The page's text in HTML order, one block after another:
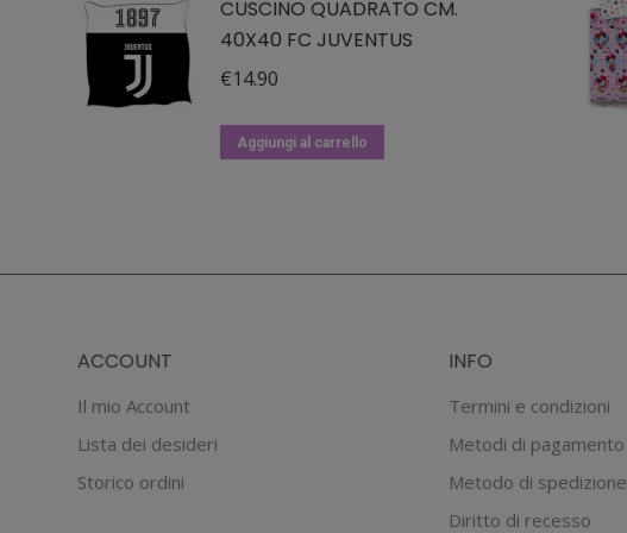
CUSCINO QUADRATO CM.
40X40 FC JUVENTUS
€14.90
Aggiungi al carrello
ACCOUNT
Il mio Account
Lista dei desideri
Storico ordini
INFO
Termini e condizioni
Metodi di pagamento
Metodo di spedizione
Diritto di recesso